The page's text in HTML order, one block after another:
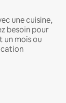
une cuisine,
besoin pour
mois ou